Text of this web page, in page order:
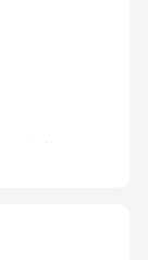
济、智